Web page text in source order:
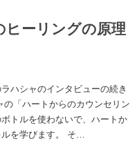
ヒーリングの原理
ハシャのインタビューの続き
「ハートからのカウンセリン
トルを使わないで、ハートか
を学びます。 そ…